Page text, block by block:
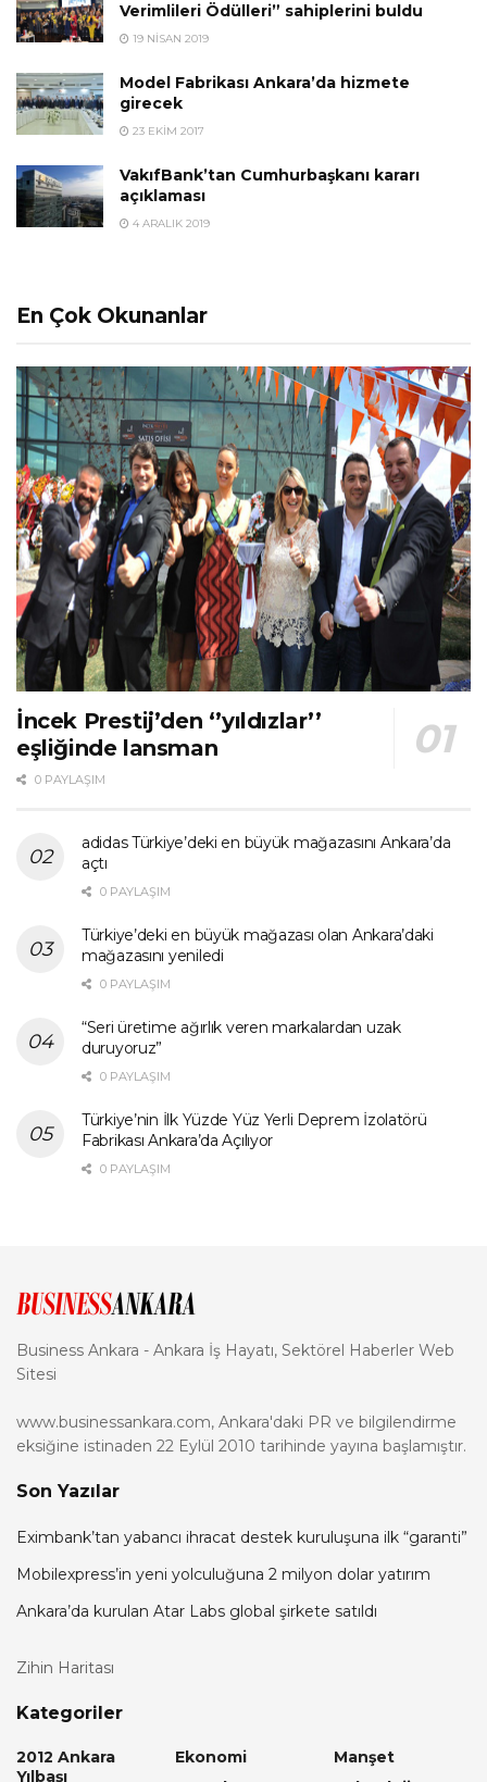
Verimlileri Ödülleri” sahiplerini buldu
19 NISAN 2019
Model Fabrikası Ankara’da hizmete
girecek
23 EKIM 2017
VakıfBank’tan Cumhurbaşkanı kararı
açıklaması
4 ARALIK 2019
En Çok Okunanlar
İncek Prestij’den ‘’yıldızlar’’
eşliğinde lansman
0 PAYLAŞIM
adidas Türkiye’deki en büyük mağazasını Ankara’da
açtı
0 PAYLAŞIM
Türkiye’deki en büyük mağazası olan Ankara’daki
mağazasını yeniledi
0 PAYLAŞIM
“Seri üretime ağırlık veren markalardan uzak
duruyoruz”
0 PAYLAŞIM
Türkiye’nin İlk Yüzde Yüz Yerli Deprem İzolatörü
Fabrikası Ankara’da Açılıyor
0 PAYLAŞIM
Business Ankara - Ankara İş Hayatı, Sektörel Haberler Web
Sitesi
www.businessankara.com, Ankara'daki PR ve bilgilendirme
eksiğine istinaden 22 Eylül 2010 tarihinde yayına başlamıştır.
Son Yazılar
Eximbank’tan yabancı ihracat destek kuruluşuna ilk “garanti”
Mobilexpress’in yeni yolculuğuna 2 milyon dolar yatırım
Ankara’da kurulan Atar Labs global şirkete satıldı
Zihin Haritası
Kategoriler
2012 Ankara
Yılbaşı
Ekonomi
Manşet